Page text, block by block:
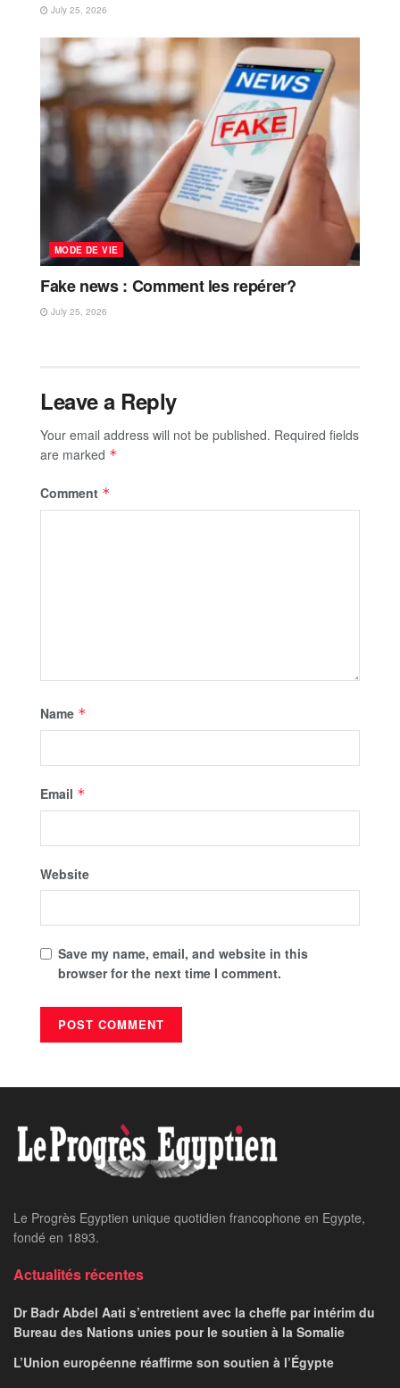
July 25, 2026
MODE DE VIE
Fake news : Comment les repérer?
July 25, 2026
Leave a Reply
Your email address will not be published. Required fields
are marked *
Comment *
Name *
Email *
Website
Save my name, email, and website in this
browser for the next time I comment.
Le Progrès Egyptien unique quotidien francophone en Egypte,
fondé en 1893.
Actualités récentes
Dr Badr Abdel Aati s’entretient avec la cheffe par intérim du
Bureau des Nations unies pour le soutien à la Somalie
L’Union européenne réaffirme son soutien à l’Égypte